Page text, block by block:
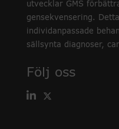
utvecklar GMS
gensekvensering.
individanpassade
sällsynta diagnoser,
Följ oss